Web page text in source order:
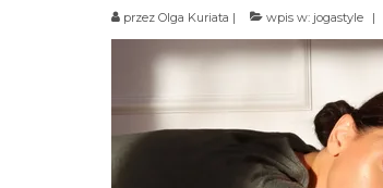
przez Olga Kuriata | wpis w: jogastyle |